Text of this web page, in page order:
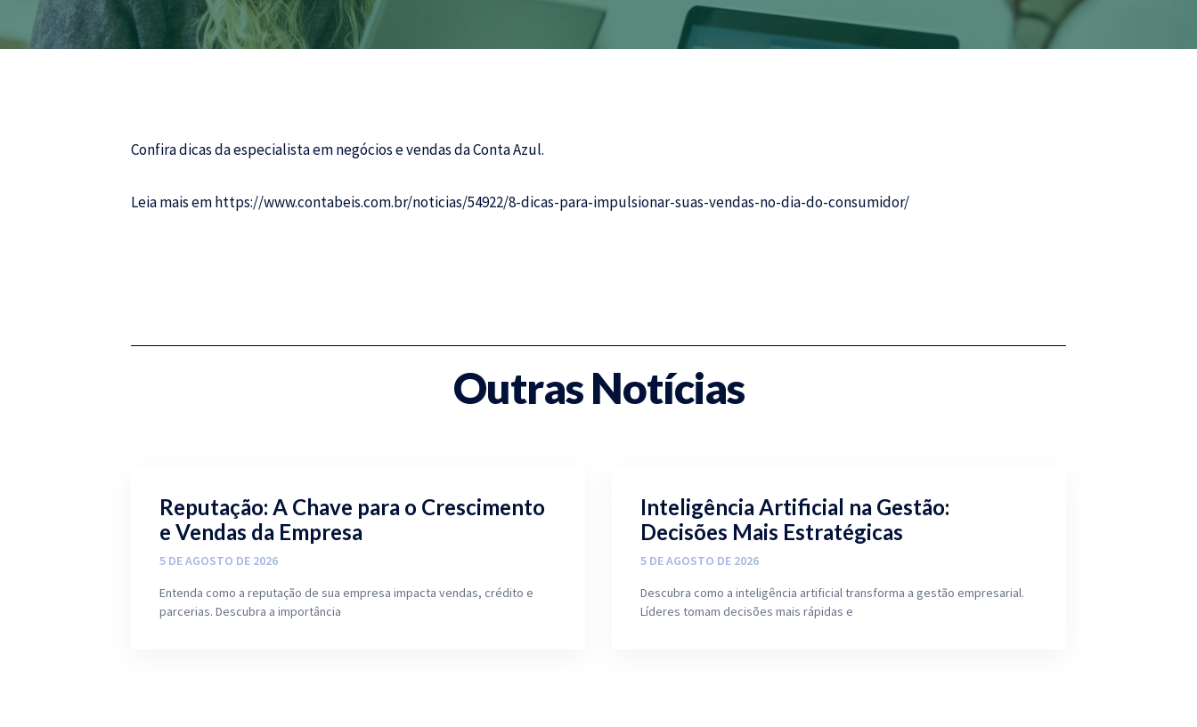
Confira dicas da especialista em negócios e vendas da Conta Azul.
Leia mais emhttps://www.contabeis.com.br/noticias/54922/8-dicas-para-impulsionar-suas-vendas-no-dia-do-consumidor/
Outras Notícias
Reputação: A Chave para o Crescimento
e Vendas da Empresa
5 DE AGOSTO DE 2026
Entenda como a reputação de sua empresa impacta vendas, crédito e
parcerias. Descubra a importância
Inteligência Artificial na Gestão:
Decisões Mais Estratégicas
5 DE AGOSTO DE 2026
Descubra como a inteligência artificial transforma a gestão empresarial.
Líderes tomam decisões mais rápidas e